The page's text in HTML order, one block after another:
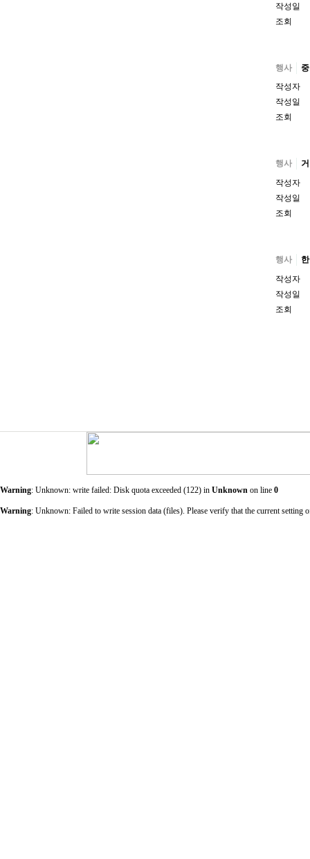
작성일
조회
행사
작성자
작성일
조회
행사
작성자
작성일
조회
행사
작성자
작성일
조회
Warning: Unknown: write failed: Disk quota exceeded (122) in Unknown on line 0
Warning: Unknown: Failed to write session data (files). Please verify that the current